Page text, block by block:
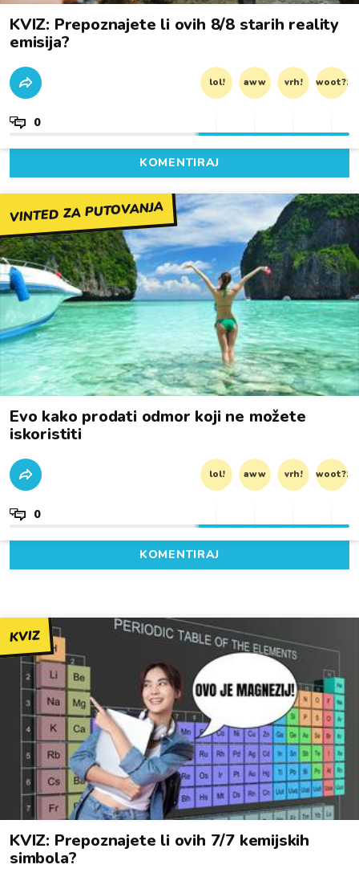
KVIZ: Prepoznajete li ovih 8/8 starih reality
emisija?
lol! aww vrh! woot?!
0
KOMENTIRAJ
VINTED ZA PUTOVANJA
Evo kako prodati odmor koji ne možete
iskoristiti
lol! aww vrh! woot?!
0
KOMENTIRAJ
KVIZ
KVIZ: Prepoznajete li ovih 7/7 kemijskih
simbola?